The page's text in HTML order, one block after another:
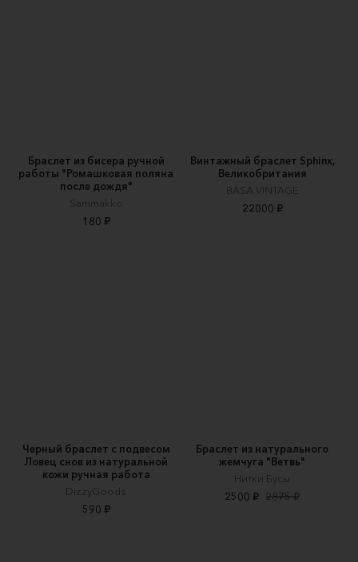
Браслет из бисера ручной
работы "Ромашковая поляна
после дождя"
Sammakko
180 ₽
Винтажный браслет Sphinx,
Великобритания
BASA VINTAGE
22000 ₽
Черный браслет с подвесом
Ловец снов из натуральной
кожи ручная работа
DizzyGoods
590 ₽
Браслет из натурального
жемчуга "Ветвь"
Нитки Бусы
2500 ₽ 2875 ₽